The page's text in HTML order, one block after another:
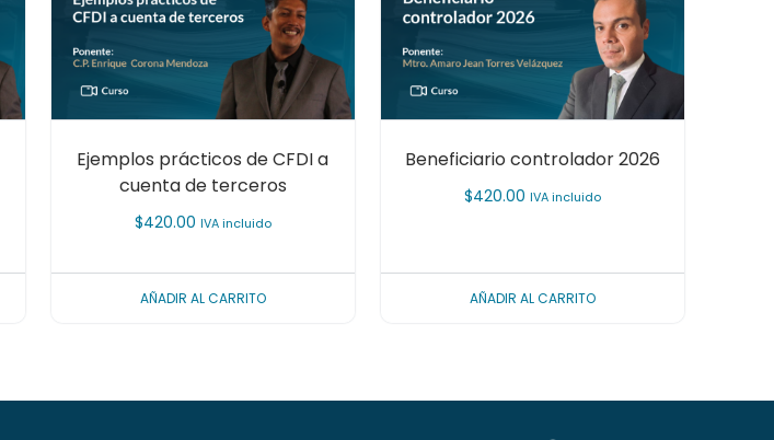
Ejemplos prácticos de CFDI a
cuenta de terceros
$420.00 IVA incluido
AÑADIR AL CARRITO
Beneficiario controlador 2026
$420.00 IVA incluido
AÑADIR AL CARRITO